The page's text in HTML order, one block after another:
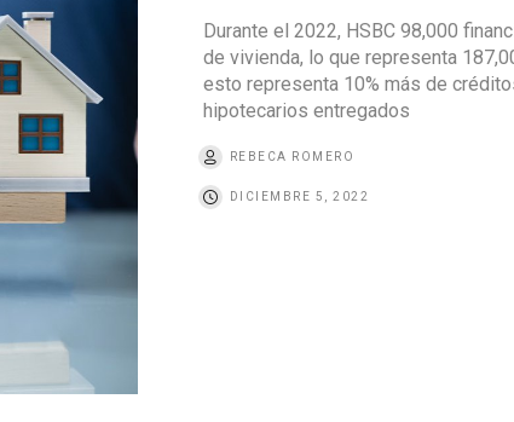
Durante el 2022, HSBC 98,000
de vivienda, lo que representa
esto representa 10% más de
hipotecarios entregados
REBECA ROMERO
DICIEMBRE 5, 2022